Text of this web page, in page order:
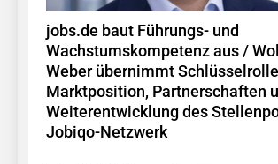
jobs.de baut Führungs- und
Wachstumskompetenz aus /
Weber übernimmt
Marktposition, Partnerschaften
Weiterentwicklung des
Jobiqo-Netzwerk